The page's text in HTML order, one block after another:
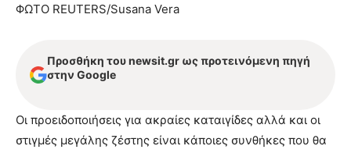
ΦΩΤΟ REUTERS/Susana Vera
Προσθήκη του newsit.gr ως προτεινόμενη πηγή
στην Google
Οι προειδοποιήσεις για ακραίες καταιγίδες αλλά και οι
στιγμές μεγάλης ζέστης είναι κάποιες συνθήκες που θα